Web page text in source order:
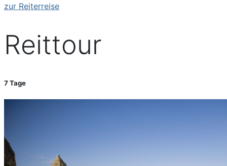
zur Reiterreise
Reittour
7 Tage